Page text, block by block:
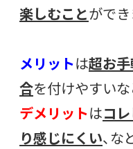
楽しむことができ
メリットは超お手
合を付けやすいな
デメリットはコ
り感じにくい、な